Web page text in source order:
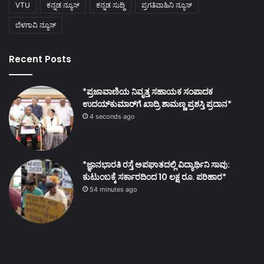
VTU ಕನ್ನಡ ನ್ಯೂಸ್ ಕನ್ನಡ ಸುದ್ದಿ ಪ್ರಗತಿವಾಹಿನಿ ನ್ಯೂಸ್
ಬೆಳಗಾವಿ ನ್ಯೂಸ್
Recent Posts
*ಪ್ರಜಾವಾಣಿಯ ನಿವೃತ್ತ ಸಹಾಯಕ ಸಂಪಾದಕ
ಉದಯ್‌ಕುಮಾರ್‌ಗೆ ಖಾದ್ರಿ ಶಾಮಣ್ಣ ಪ್ರಶಸ್ತಿ ಪ್ರದಾನ*
4 seconds ago
*ಜ್ಞಾನಭಾರತಿ ರಸ್ತೆ ಅಪಘಾತದಲ್ಲಿ ವಿದ್ಯಾರ್ಥಿನಿ ಸಾವು:
ಕುಟುಂಬಕ್ಕೆ ಸರ್ಕಾರದಿಂದ 10 ಲಕ್ಷ ರೂ. ಪರಿಹಾರ*
54 minutes ago